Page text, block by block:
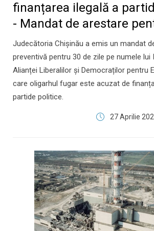
finanțarea ilegală a
- Mandat de arestare
Judecătoria Chișinău a emis un mandat
preventivă pentru 30 de zile pe numele lui
Alianței Liberalilor și Democraților pentru
care oligarhul fugar este acuzat de
partide politice.
27 Aprilie